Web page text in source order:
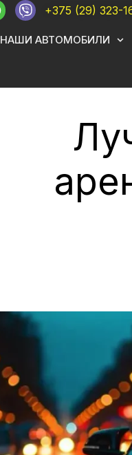
+375 (29) 323-
НАШИ АВТОМОБИЛИ